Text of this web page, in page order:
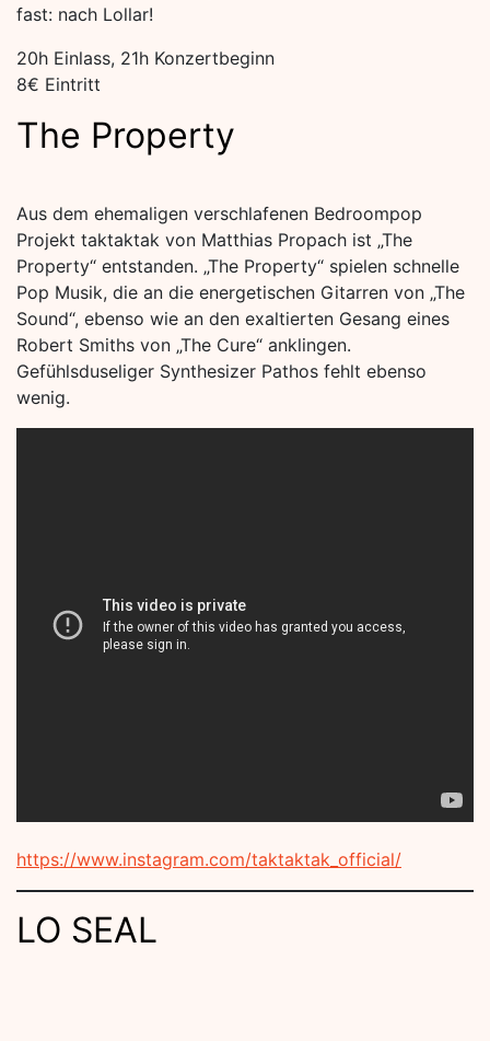
fast: nach Lollar!
20h Einlass, 21h Konzertbeginn
8€ Eintritt
The Property
Aus dem ehemaligen verschlafenen Bedroompop
Projekt taktaktak von Matthias Propach ist „The
Property“ entstanden. „The Property“ spielen schnelle
Pop Musik, die an die energetischen Gitarren von „The
Sound“, ebenso wie an den exaltierten Gesang eines
Robert Smiths von „The Cure“ anklingen.
Gefühlsduseliger Synthesizer Pathos fehlt ebenso
wenig.
https://www.instagram.com/taktaktak_official/
LO SEAL